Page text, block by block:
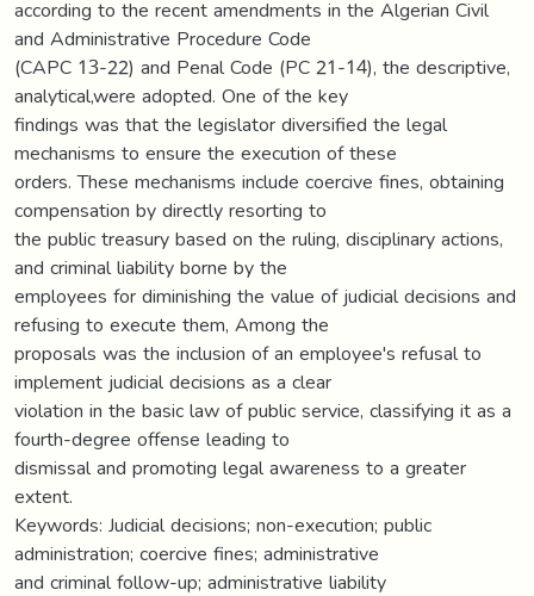
according to the recent amendments in the Algerian Civil
and Administrative Procedure Code
(CAPC 13-22) and Penal Code (PC 21-14), the descriptive,
analytical,were adopted. One of the key
findings was that the legislator diversified the legal
mechanisms to ensure the execution of these
orders. These mechanisms include coercive fines, obtaining
compensation by directly resorting to
the public treasury based on the ruling, disciplinary actions,
and criminal liability borne by the
employees for diminishing the value of judicial decisions and
refusing to execute them, Among the
proposals was the inclusion of an employee's refusal to
implement judicial decisions as a clear
violation in the basic law of public service, classifying it as a
fourth-degree offense leading to
dismissal and promoting legal awareness to a greater
extent.
Keywords: Judicial decisions; non-execution; public
administration; coercive fines; administrative
and criminal follow-up; administrative liability